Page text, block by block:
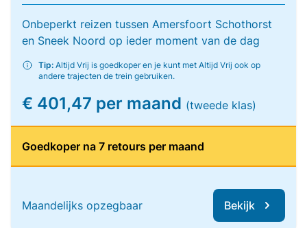
Onbeperkt reizen tussen Amersfoort Schothorst
en Sneek Noord op ieder moment van de dag
Tip: Altijd Vrij is goedkoper en je kunt met Altijd Vrij ook op
andere trajecten de trein gebruiken.
€ 401,47 per maand (tweede klas)
Goedkoper na 7 retours per maand
Maandelijks opzegbaar Bekijk